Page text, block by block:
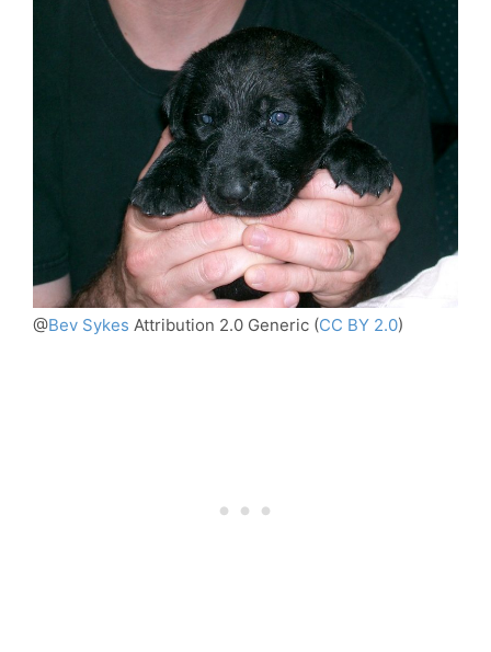
@Bev Sykes Attribution 2.0 Generic (CC BY 2.0)